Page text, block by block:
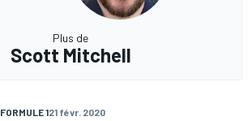
Plus de
Scott Mitchell
FORMULE 121 févr. 2020